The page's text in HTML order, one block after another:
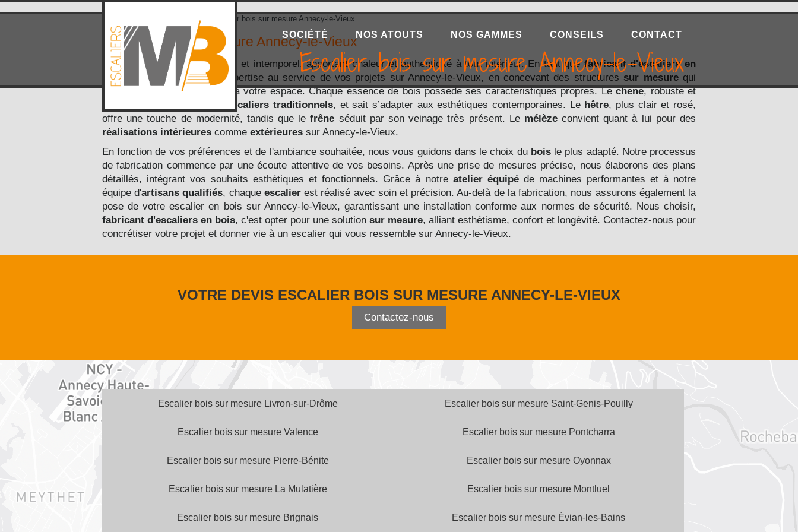
Escalier bois sur mesure Annecy-le-Vieux
SOCIÉTÉ NOS ATOUTS NOS GAMMES CONSEILS CONTACT
Zone d'intervention > Escalier bois sur mesure Annecy-le-Vieux
Escalier bois sur mesure Annecy-le-Vieux
Le bois est un matériau noble et intemporel, apportant chaleur et authenticité à tout intérieur. En tant quefabricant d'escaliers en
bois , nous mettons notre expertise au service de vos projets sur Annecy-le-Vieux, en concevant des structures sur mesurequi
s'intègrent harmonieusement à votre espace. Chaque essence de bois possède ses caractéristiques propres. Lechêne, robuste et
escaliers traditionnels, et sait s’adapter aux esthétiques contemporaines. Le hêtre, plus clair et rosé,
offre une touche de modernité, tandis que lefrêne séduit par son veinage très présent. Le mélèzeconvient quant à lui pour des
réalisations intérieures comme extérieures sur Annecy-le-Vieux.
En fonction de vos préférences et de l'ambiance souhaitée, nous vous guidons dans le choix du bois le plus adapté. Notre processus
de fabrication commence par une écoute attentive de vos besoins. Après une prise de mesures précise, nous élaborons des plans
détaillés, intégrant vos souhaits esthétiques et fonctionnels. Grâce à notre atelier équipéde machines performantes et à notre
équipe d'artisans qualifiés, chaque escalierest réalisé avec soin et précision. Au-delà de la fabrication, nous assurons également la
pose de votre escalier en bois sur Annecy-le-Vieux, garantissant une installation conforme aux normes de sécurité. Nous choisir,
fabricant d'escaliers en bois, c'est opter pour une solution sur mesure, alliant esthétisme, confort et longévité. Contactez-nous pour
concrétiser votre projet et donner vie à un escalier qui vous ressemble sur Annecy-le-Vieux.
VOTRE DEVIS ESCALIER BOIS SUR MESURE ANNECY-LE-VIEUX
Contactez-nous
Escalier bois sur mesure Livron-sur-Drôme Escalier bois sur mesure Saint-Genis-Pouilly
Escalier bois sur mesure Valence Escalier bois sur mesure Pontcharra
Escalier bois sur mesure Pierre-Bénite Escalier bois sur mesure Oyonnax
Escalier bois sur mesure La Mulatière Escalier bois sur mesure Montluel
Escalier bois sur mesure Brignais Escalier bois sur mesure Évian-les-Bains